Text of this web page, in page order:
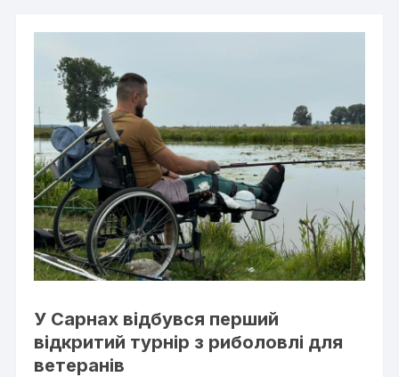
У Сарнах відбувся перший
відкритий турнір з риболовлі для
ветеранів